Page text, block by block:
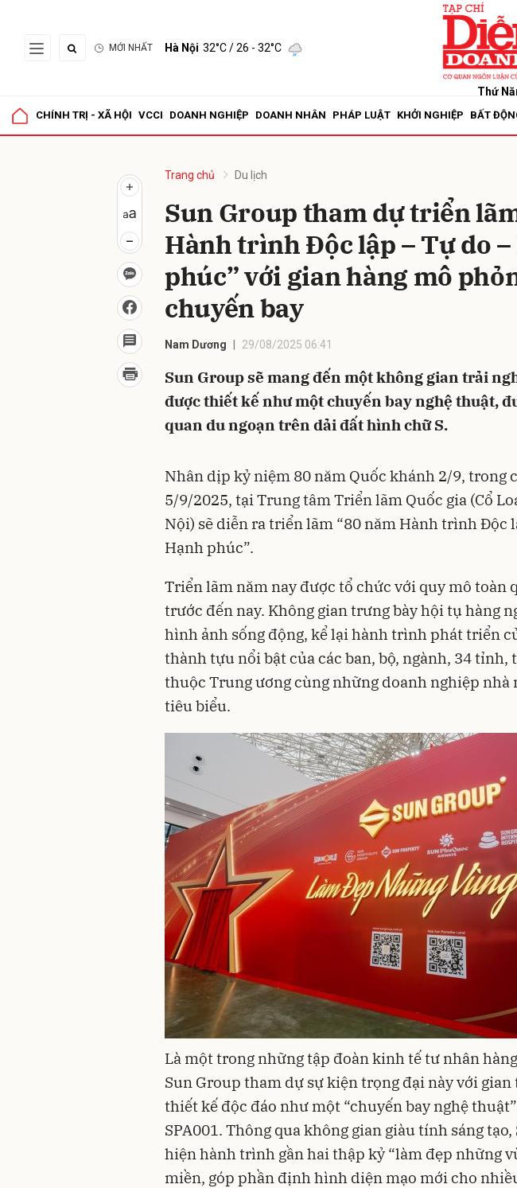
MỚI NHẤT Hà Nội 32°C/ 26 - 32°C
Thứ
CHÍNH TRỊ - XÃ HỘI VCCI DOANH NGHIỆP DOANH NHÂN PHÁP LUẬT KHỞI NGHIỆP BẤT
Trang chủ Du lịch
Sun Group tham dự triển
Hành trình Độc lập – Tự do
phúc” với gian hàng mô
chuyến bay
Nam Dương 29/08/2025 06:41
Sun Group sẽ mang đến một không gian trải
được thiết kế như một chuyến bay nghệ thuật,
quan du ngoạn trên dải đất hình chữ S.
Nhân dịp kỷ niệm 80 năm Quốc khánh 2/9, trong
5/9/2025, tại Trung tâm Triển lãm Quốc gia (Cổ
Nội) sẽ diễn ra triển lãm “80 năm Hành trình Độc
Hạnh phúc”.
Triển lãm năm nay được tổ chức với quy mô toàn
trước đến nay. Không gian trưng bày hội tụ hàng
hình ảnh sống động, kể lại hành trình phát triển
thành tựu nổi bật của các ban, bộ, ngành, 34 tỉnh,
thuộc Trung ương cùng những doanh nghiệp nhà
tiêu biểu.
Là một trong những tập đoàn kinh tế tư nhân
Sun Group tham dự sự kiện trọng đại này với
thiết kế độc đáo như một “chuyến bay nghệ
SPA001. Thông qua không gian giàu tính sáng
hiện hành trình gần hai thập kỷ “làm đẹp những
miền, góp phần định hình diện mạo mới cho